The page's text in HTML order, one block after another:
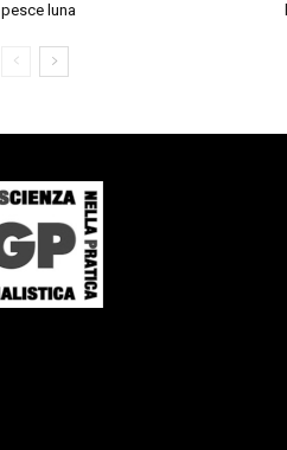
pesce luna